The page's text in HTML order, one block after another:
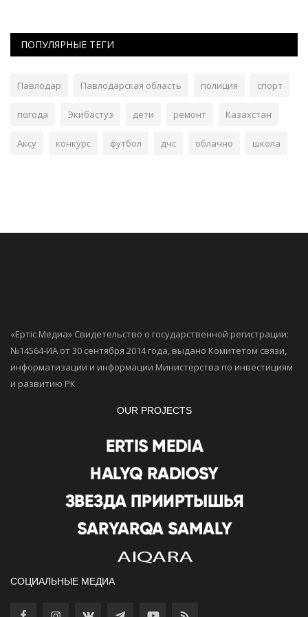
ПОПУЛЯРНЫЕ ТЕГИ
Павлодар Павлодарская область полиция спорт
погода Экибастуз дети ремонт Казахстан
Аксу конкурс футбол дчс облачно школа
«Ертiс Медиа» Свидетельство о государственной регистрации:
№14564-ИА от 30 сентября 2014 года, выдано Комитетом связи,
информатизации и информации Министерства по инвестициям
и развитию РК
OUR PROJECTS
СОЦИАЛЬНЫЕ МЕДИА